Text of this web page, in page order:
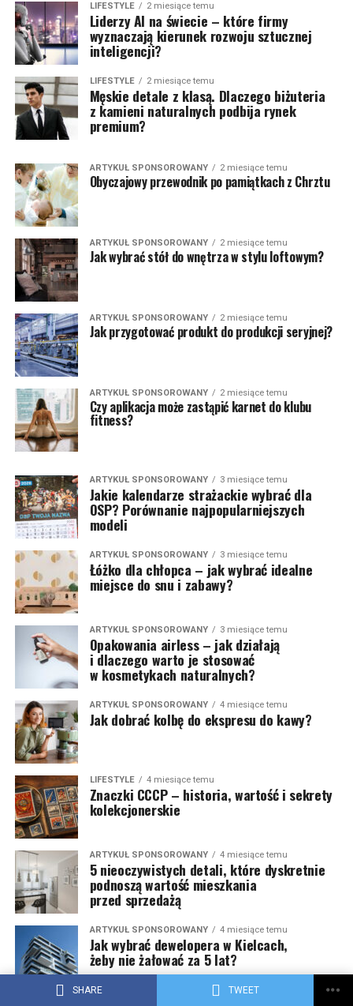
SHARE TWEET
LIFESTYLE 2 miesiące temu
Liderzy AI na świecie – które firmy
wyznaczają kierunek rozwoju sztucznej
inteligencji?
LIFESTYLE 2 miesiące temu
Męskie detale z klasą. Dlaczego biżuteria
z kamieni naturalnych podbija rynek
premium?
ARTYKUŁ SPONSOROWANY 2 miesiące temu
Obyczajowy przewodnik po pamiątkach z Chrztu
ARTYKUŁ SPONSOROWANY 2 miesiące temu
Jak wybrać stół do wnętrza w stylu loftowym?
ARTYKUŁ SPONSOROWANY 2 miesiące temu
Jak przygotować produkt do produkcji seryjnej?
ARTYKUŁ SPONSOROWANY 2 miesiące temu
Czy aplikacja może zastąpić karnet do klubu
fitness?
ARTYKUŁ SPONSOROWANY 3 miesiące temu
Jakie kalendarze strażackie wybrać dla
OSP? Porównanie najpopularniejszych
modeli
ARTYKUŁ SPONSOROWANY 3 miesiące temu
Łóżko dla chłopca – jak wybrać idealne
miejsce do snu i zabawy?
ARTYKUŁ SPONSOROWANY 3 miesiące temu
Opakowania airless – jak działają
i dlaczego warto je stosować
w kosmetykach naturalnych?
ARTYKUŁ SPONSOROWANY 4 miesiące temu
Jak dobrać kolbę do ekspresu do kawy?
LIFESTYLE 4 miesiące temu
Znaczki CCCP – historia, wartość i sekrety
kolekcjonerskie
ARTYKUŁ SPONSOROWANY 4 miesiące temu
5 nieoczywistych detali, które dyskretnie
podnoszą wartość mieszkania
przed sprzedażą
ARTYKUŁ SPONSOROWANY 4 miesiące temu
Jak wybrać dewelopera w Kielcach,
żeby nie żałować za 5 lat?